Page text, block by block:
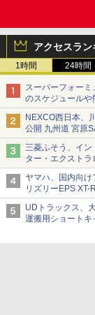
アクセスラン
1時間 24時間
スーパーフォー
のスケジュールや
を紹介
NEXCO西日本、
公開 九州道 宮原
車両を通行可能に
三菱ふそう、イン
ター・エクスト
ックベースの観
ヤマハ、国内向
リズリーEPS XT-
UDトラックス、
運搬用ショートキ